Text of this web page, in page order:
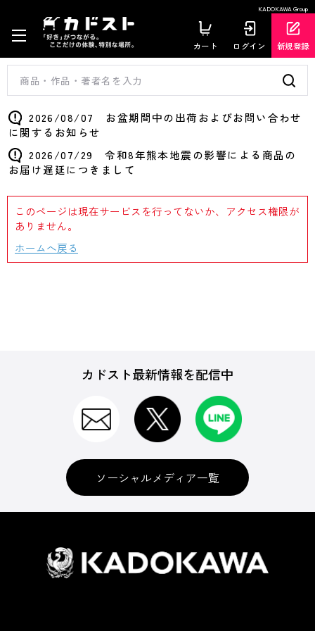
KADOKAWA Group
カート ログイン 新規登録
2026/08/07 お盆期間中の出荷およびお問い合わせ
に関するお知らせ
2026/07/29 令和8年熊本地震の影響による商品の
お届け遅延につきまして
このページは現在サービスを行ってないか、アクセス権限が
ありません。
ホームへ戻る
カドスト最新情報を配信中
ソーシャルメディア一覧